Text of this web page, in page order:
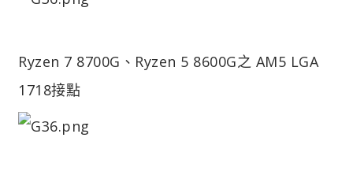
Ryzen 7 8700G、Ryzen 5 8600G之 AM5 LGA
1718接點